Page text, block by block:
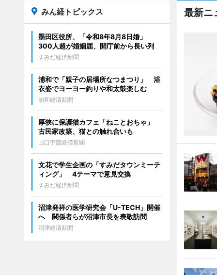
最新ニ
みん経トピックス
墨田区役所、「令和8年8月8日婚」
300人超が婚姻届、開庁前から長い列
すみだ経済新聞
浦和で「親子の居場所なつまつり」 浴
衣姿でヨーヨー釣りや和太鼓楽しむ
浦和経済新聞
厚狭に保護猫カフェ「ねことおちゃ」
古民家改築、猫との触れ合いも
山口宇部経済新聞
文花で学生企画の「すみだタウンミーテ
ィング」 4テーマで意見交換
すみだ経済新聞
沼津発祥の医学研究会「U-TECH」開催
へ 関係者らが沼津市長を表敬訪問
沼津経済新聞